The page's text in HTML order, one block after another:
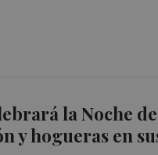
la Noche
y hogueras en